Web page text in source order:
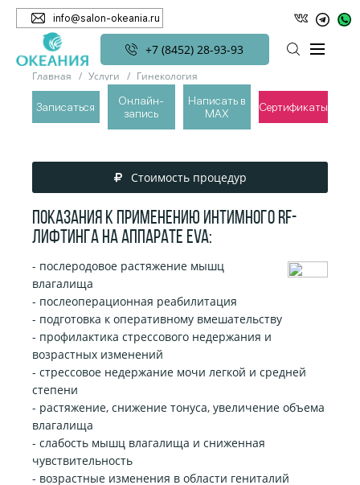
info@salon-okeania.ru
+7 (8452) 28-93-93
Записаться
Онлайн-
запись
Написать в
MAX
Сертификаты
Главная Услуги
Гинекология
Интимное омоложение EVA
Интимный RF-лифтинг
ИНТИМНЫЙ RF-ЛИФТИНГ
Стоимость процедур
Показания к применению интимного RF-
лифтинга на аппарате EVA:
- послеродовое растяжение мышц
влагалища
- послеоперационная реабилитация
- подготовка к оперативному вмешательству
- профилактика стрессового недержания и
возрастных изменений
- стрессовое недержание мочи легкой и средней
степени
- растяжение, снижение тонуса, увеличение объема
влагалища
- слабость мышц влагалища и сниженная
чувствительность
- возрастные изменения в области гениталий